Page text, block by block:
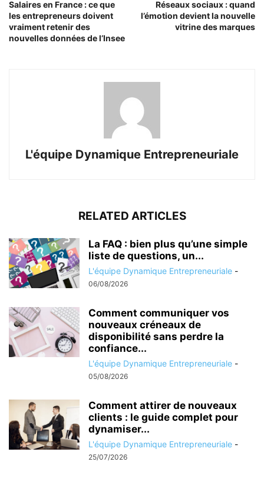
Salaires en France : ce que
les entrepreneurs doivent
vraiment retenir des
nouvelles données de l’Insee
Réseaux sociaux : quand
l’émotion devient la nouvelle
vitrine des marques
L'équipe Dynamique Entrepreneuriale
RELATED ARTICLES
La FAQ : bien plus qu’une simple
liste de questions, un...
L'équipe Dynamique Entrepreneuriale -
06/08/2026
Comment communiquer vos
nouveaux créneaux de
disponibilité sans perdre la
confiance...
L'équipe Dynamique Entrepreneuriale -
05/08/2026
Comment attirer de nouveaux
clients : le guide complet pour
dynamiser...
L'équipe Dynamique Entrepreneuriale -
25/07/2026